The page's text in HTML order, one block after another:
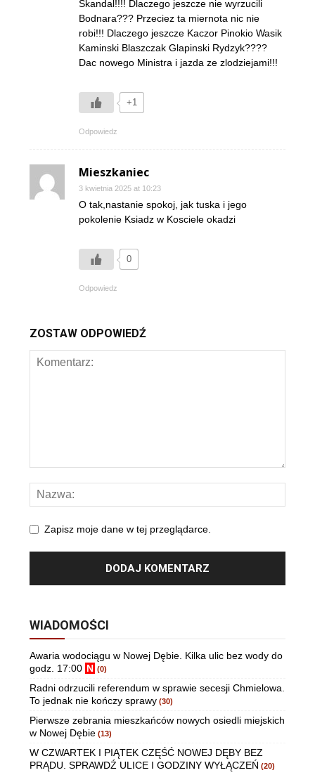
Skandal!!!! Dlaczego jeszcze nie wyrzucili
Bodnara??? Przeciez ta miernota nic nie
robi!!! Dlaczego jeszcze Kaczor Pinokio Wasik
Kaminski Blaszczak Glapinski Rydzyk????
Dac nowego Ministra i jazda ze zlodziejami!!!
+1
Odpowiedz
Mieszkaniec
3 kwietnia 2025 at 10:23
O tak,nastanie spokoj, jak tuska i jego
pokolenie Ksiadz w Kosciele okadzi
0
Odpowiedz
ZOSTAW ODPOWIEDŹ
Zapisz moje dane w tej przeglądarce.
WIADOMOŚCI
Awaria wodociągu w Nowej Dębie. Kilka ulic bez wody do
godz. 17:00 N (0)
Radni odrzucili referendum w sprawie secesji Chmielowa.
To jednak nie kończy sprawy (30)
Pierwsze zebrania mieszkańców nowych osiedli miejskich
w Nowej Dębie (13)
W CZWARTEK I PIĄTEK CZĘŚĆ NOWEJ DĘBY BEZ
PRĄDU. SPRAWDŹ ULICE I GODZINY WYŁĄCZEŃ (20)